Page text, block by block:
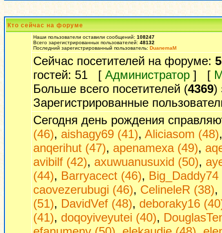
Кто сейчас на форуме
Наши пользователи оставили сообщений: 108247
Всего зарегистрированных пользователей: 48132
Последний зарегистрированный пользователь: DuanemaM
Сейчас посетителей на форуме:
гостей: 51 [ Администратор ] [
Больше всего посетителей (4369)
Зарегистрированные
Сегодня день рождения
(46), aishagy69 (41), Aliciasom (48)
anqerihut (47), apenamexa (49),
avibilf (42), axuwuanusuxid (50),
(44), Barryacect (46), Big_Daddy74
caovezerubugi (46), CelineleR (38),
(51), DavidVef (48), deboraky16
(41), doqoyiveyutei (40),